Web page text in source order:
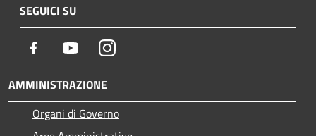
SEGUICI SU
Facebook YoutubeInstagram
AMMINISTRAZIONE
Organi di Governo